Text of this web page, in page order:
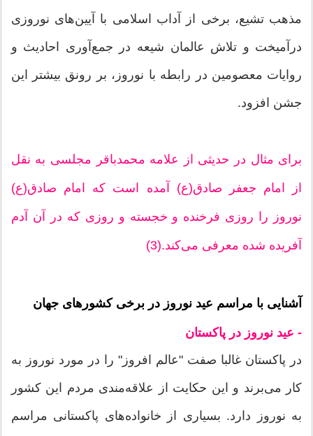
مذهب تشیع، برخی از آداب اسلامی با آیین‌های نوروزی
درآمیخت و تلاش عالمان شیعه در جمع‌آوری احادیث و
روایات معصومین در رابطه با نوروز، بر رونق بیشتر این
جشن افزود.
برای مثال در حدیثی از علامه محمدباقر مجلسی به نقل
از امام جعفر صادق(ع) آمده است که امام صادق(ع)
نوروز را روزی فرخنده و خجسته و روزی که در آن آدم
آفریده شده معرفی می‌کند.(3)
آشنایی با مراسم عید نوروز در برخی کشورهای جهان
- عید نوروز در پاکستان
در پاکستان غالبا صفت "عالم افروز" را در مورد نوروز به
کار می‌برند و این حکایت از علاقه‌مندی مردم این کشور
به نوروز دارد. بسیاری از خانواده‌های پاکستانی مراسم